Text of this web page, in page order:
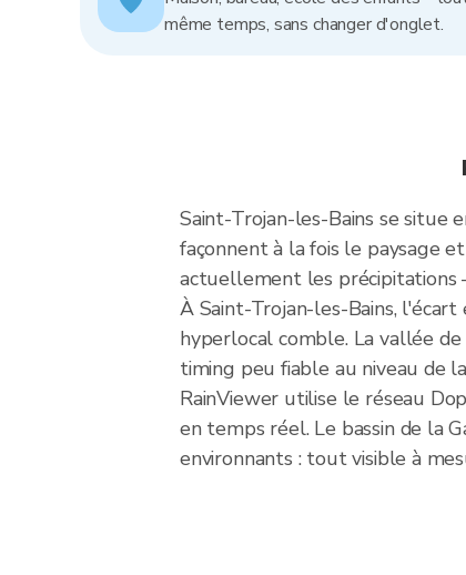
même temps, sans changer d'onglet.
Saint-Trojan-les-Bains se situe
façonnent à la fois le paysage
actuellement les
À Saint-Trojan-les-Bains,
hyperlocal comble. La vallée
timing peu fiable au niveau de
RainViewer utilise le réseau
en temps réel. Le bassin de la
environnants : tout visible à